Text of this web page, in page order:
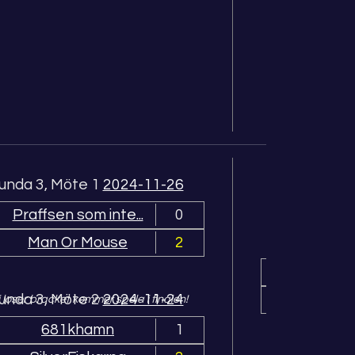
bracket kommer spela i finalen!
3, Möte 1 2024-11-26
Praffsen som inte...
0
Man Or Mouse
2
3, Möte 22024-11-24
681khamn
1